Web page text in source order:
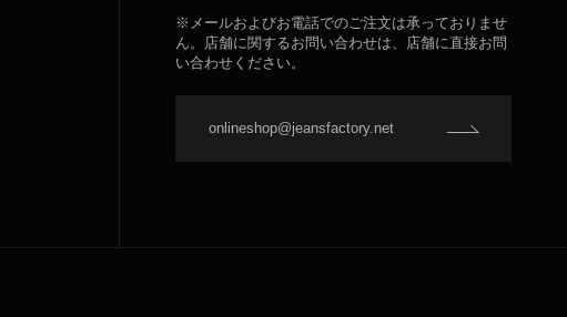
※メールおよびお電話でのご注文は承っておりませ
ん。店舗に関するお問い合わせは、店舗に直接お問
い合わせください。
onlineshop@jeansfactory.net